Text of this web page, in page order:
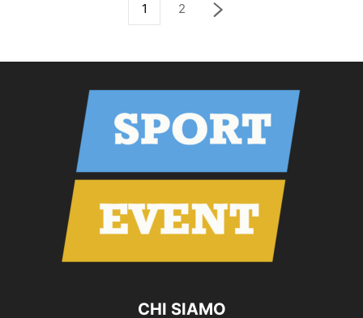
1 2
CHI SIAMO